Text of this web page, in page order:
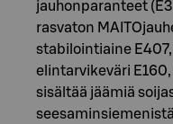
jauhonparanteet
rasvaton
stabilointiaine
elintarvikeväri
sisältää jäämiä